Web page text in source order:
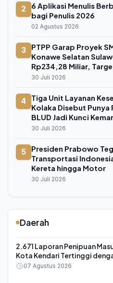
2
6 Aplikasi Menulis
bagi Penulis 2026
02 Agustus 2026
3
PTPP Garap Proyek
Konawe Selatan
Rp234,28 Miliar,
Juli 2026
30 Juli 2026
4
Tiga Unit Layanan
Kolaka Disebut Punya
BLUD Jadi Kunci
30 Juli 2026
5
Presiden Prabowo
Transportasi
Kereta hingga Motor
30 Juli 2026
Daerah
2.671 Laporan Penipuan
Kota Kendari Tertinggi
07 Agustus 2026